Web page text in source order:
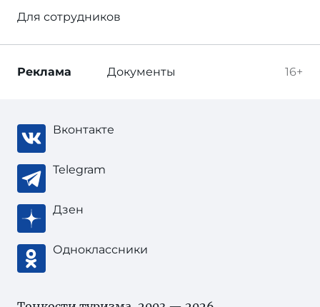
Для сотрудников
16+
Реклама Документы
Вконтакте
Telegram
Дзен
Одноклассники